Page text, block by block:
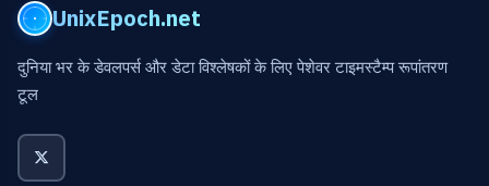
UnixEpoch.net
दुनिया भर के डेवलपर्स और डेटा विश्लेषकों के लिए पेशेवर टाइमस्टैम्प रूपांतरण
टूल